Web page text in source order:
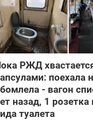
РЖД
поехала
- вагон
назад, 1
туалета